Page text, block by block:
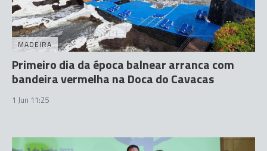
MADEIRA
Primeiro dia da época balnear arranca com
bandeira vermelha na Doca do Cavacas
1 Jun 11:25